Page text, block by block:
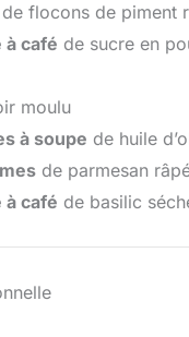
de flocons de piment
à café de sucre en
moulu
à soupe de huile
de parmesan
à café de basilic